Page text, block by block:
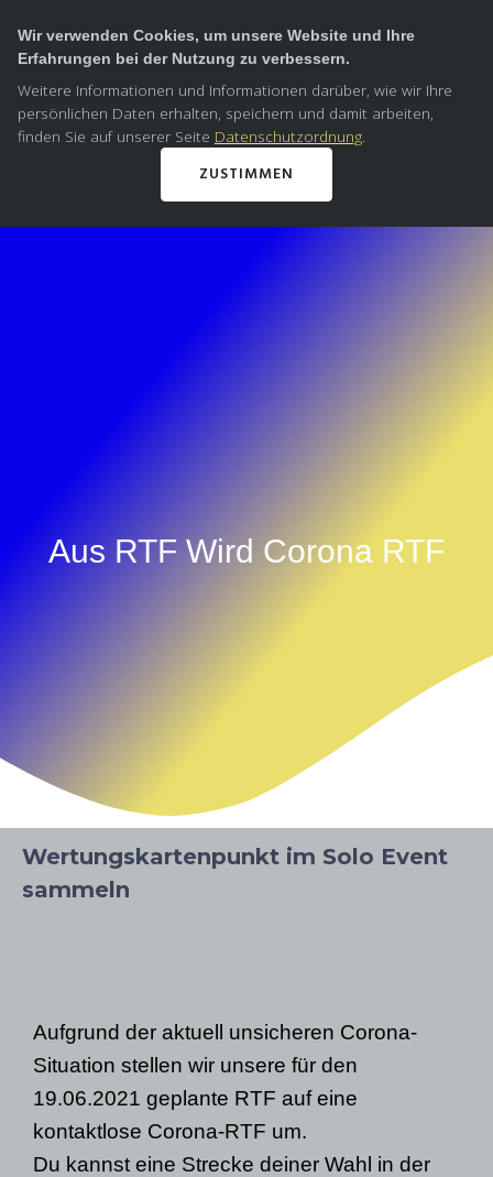
Aus RTF Wird Corona RTF
Wertungskartenpunkt im Solo Event
sammeln
Aufgrund der aktuell unsicheren Corona-
Situation stellen wir unsere für den
19.06.2021 geplante RTF auf eine
kontaktlose Corona-RTF um.
Du kannst eine Strecke deiner Wahl in der
Wir verwenden Cookies, um unsere Website und Ihre
Erfahrungen bei der Nutzung zu verbessern.
Weitere Informationen und Informationen darüber, wie wir Ihre
persönlichen Daten erhalten, speichern und damit arbeiten,
finden Sie auf unserer Seite Datenschutzordnung.
ZUSTIMMEN